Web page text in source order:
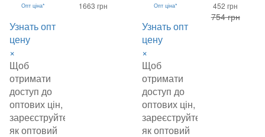
Опт ціна*
Узнать опт
цену
×
Щоб
отримати
доступ до
оптових цін,
зареєструйтеся
як оптовий
1663 грн Опт ціна*
Узнать опт
цену
×
Щоб
отримати
доступ до
оптових цін,
зареєструйтеся
як оптовий
452 грн
754 грн